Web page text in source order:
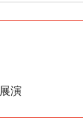
演